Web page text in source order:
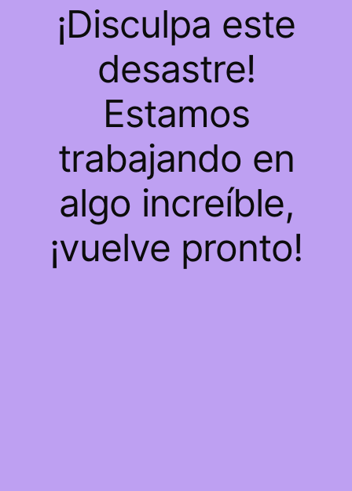
¡Disculpa este
desastre!
Estamos
trabajando en
algo increíble,
¡vuelve pronto!